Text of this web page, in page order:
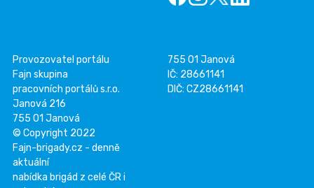
Provozovatel portálu
Fajn skupina
pracovních portálů s.r.o.
Janová 216
755 01 Janová
755 01 Janová
IČ: 28661141
DIČ: CZ28661141
© Copyright 2022
Fajn-brigady.cz - denně
aktuální
nabídka brigád z celé ČR i